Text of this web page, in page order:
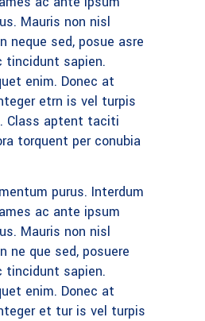
Mauris non nisl
neque sed, posue asre
tincidunt sapien.
enim. Donec at
etrn is vel turpis
Class aptent taciti
torquent per conubia
purus. Interdum
ac ante ipsum
Mauris non nisl
ne que sed, posuere
tincidunt sapien.
enim. Donec at
et tur is vel turpis